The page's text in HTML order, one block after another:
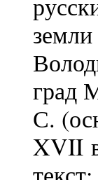
град
С.
XVII